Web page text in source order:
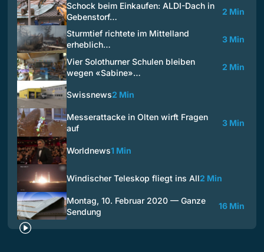
Schock beim Einkaufen: ALDI-Dach in
Gebenstorf…
2 Min
Sturmtief richtete im Mittelland
erheblich…
3 Min
Vier Solothurner Schulen bleiben
wegen «Sabine»…
2 Min
Swissnews2 Min
Messerattacke in Olten wirft Fragen
auf
3 Min
Worldnews1 Min
Windischer Teleskop fliegt ins All2 Min
Montag, 10. Februar 2020 — Ganze
Sendung
16 Min